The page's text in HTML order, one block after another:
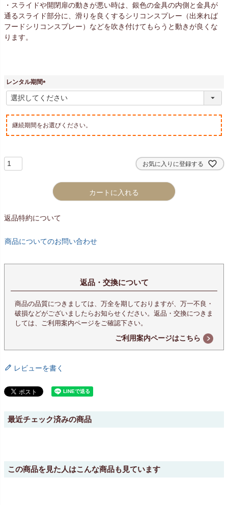
・スライドや開閉扉の動きが悪い時は、銀色の金具の内側と金具が
通るスライド部分に、滑りを良くするシリコンスプレー（出来れば
フードシリコンスプレー）などを吹き付けてもらうと動きが良くな
ります。
レンタル期間
(
必
継続期間をお選びください。
お気に入りに登録する
カートに入れる
返品特約について
商品についてのお問い合わせ
返品・交換について
商品の品質につきましては、万全を期しておりますが、万一不良・
破損などがございましたらお知らせください。返品・交換につきま
しては、ご利用案内ページをご確認下さい。
ご利用案内ページはこちら
レビューを書く
最近チェック済みの商品
この商品を見た人はこんな商品も見ています